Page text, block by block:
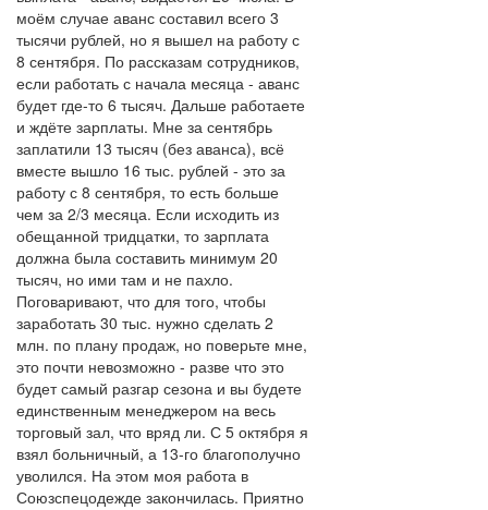
моём случае аванс составил всего 3
тысячи рублей, но я вышел на работу с
8 сентября. По рассказам сотрудников,
если работать с начала месяца - аванс
будет где-то 6 тысяч. Дальше работаете
и ждёте зарплаты. Мне за сентябрь
заплатили 13 тысяч (без аванса), всё
вместе вышло 16 тыс. рублей - это за
работу с 8 сентября, то есть больше
чем за 2/3 месяца. Если исходить из
обещанной тридцатки, то зарплата
должна была составить минимум 20
тысяч, но ими там и не пахло.
Поговаривают, что для того, чтобы
заработать 30 тыс. нужно сделать 2
млн. по плану продаж, но поверьте мне,
это почти невозможно - разве что это
будет самый разгар сезона и вы будете
единственным менеджером на весь
торговый зал, что вряд ли. С 5 октября я
взял больничный, а 13-го благополучно
уволился. На этом моя работа в
Союзспецодежде закончилась. Приятно